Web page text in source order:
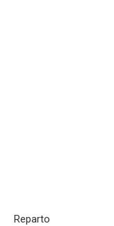
Reparto